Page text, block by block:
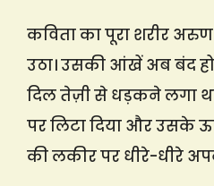
कविता का पूरा शरीर
उठा। उसकी आंखें अब बंद
दिल तेज़ी से धड़कने लगा
पर लिटा दिया और
की लकीर पर धीरे-धीरे